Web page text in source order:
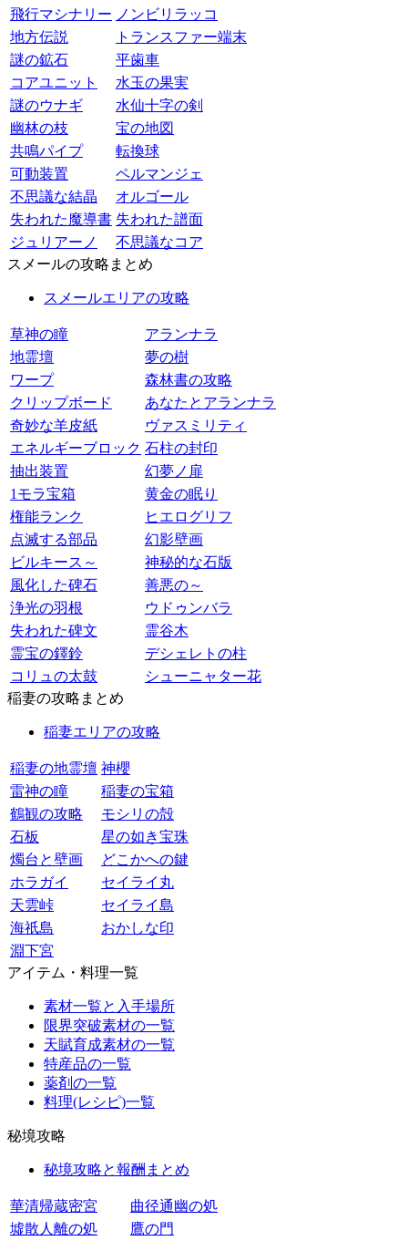
飛行マシナリー ノンビリラッコ
地方伝説
トランスファー端末
謎の鉱石
平歯車
コアユニット
水玉の果実
謎のウナギ
水仙十字の剣
幽林の枝
宝の地図
共鳴パイプ
転換球
可動装置
ペルマンジェ
不思議な結晶
オルゴール
失われた魔導書 失われた譜面
ジュリアーノ
不思議なコア
スメールの攻略まとめ
スメールエリアの攻略
草神の瞳
アランナラ
地霊壇
夢の樹
ワープ
森林書の攻略
クリップボード
あなたとアランナラ
奇妙な羊皮紙
ヴァスミリティ
エネルギーブロック 石柱の封印
抽出装置
幻夢ノ扉
1モラ宝箱
黄金の眠り
権能ランク
ヒエログリフ
点滅する部品
幻影壁画
ビルキース～
神秘的な石版
風化した碑石
善悪の～
浄光の羽根
ウドゥンバラ
失われた碑文
霊谷木
霊宝の鐸鈴
デシェレトの柱
コリュの太鼓
シューニャター花
稲妻の攻略まとめ
稲妻エリアの攻略
稲妻の地霊壇 神櫻
雷神の瞳
稲妻の宝箱
鶴観の攻略
モシリの殻
石板
星の如き宝珠
燭台と壁画
どこかへの鍵
ホラガイ
セイライ丸
天雲峠
セイライ島
海祇島
おかしな印
淵下宮
アイテム・料理一覧
素材一覧と入手場所
限界突破素材の一覧
天賦育成素材の一覧
特産品の一覧
薬剤の一覧
料理(レシピ)一覧
秘境攻略
秘境攻略と報酬まとめ
華清帰蔵密宮
曲径通幽の処
墟散人離の処
鷹の門